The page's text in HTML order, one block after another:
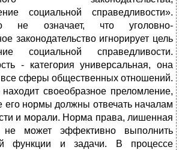
социальной справедливости».
не означает, что уголовно-
законодательство игнорирует цель
социальной справедливости.
- категория универсальная, она
все сферы общественных отношений.
своеобразное преломление,
его нормы должны отвечать началам
и морали. Норма права, лишенная
не может эффективно выполнить
функции и задачи. В процессе